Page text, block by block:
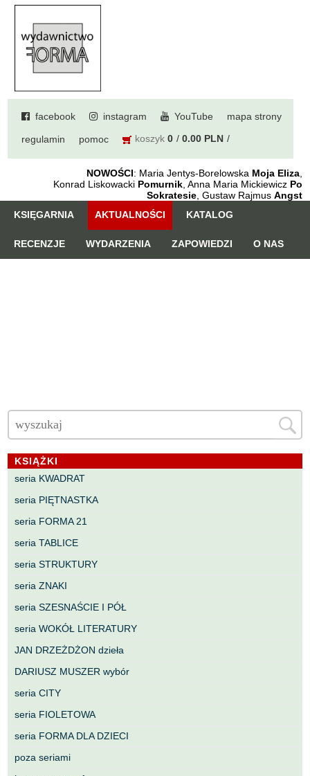
facebook instagram YouTube mapa strony
regulamin pomoc koszyk 0 0.00 PLN
NOWOŚCI: Maria Jentys-Borelowska Moja Eliza,
Konrad Liskowacki Pomurnik, Anna Maria Mickiewicz Po
Sokratesie, Gustaw Rajmus Angst
KSIĘGARNIA
AKTUALNOŚCI KATALOG
RECENZJE WYDARZENIA ZAPOWIEDZI O NAS
KSIĄŻKI
seria KWADRAT
seria PIĘTNASTKA
seria FORMA 21
seria TABLICE
seria STRUKTURY
seria ZNAKI
seria SZESNAŚCIE I PÓŁ
seria WOKÓŁ LITERATURY
JAN DRZEŻDŻON dzieła
DARIUSZ MUSZER wybór
seria CITY
seria FIOLETOWA
seria FORMA DLA DZIECI
poza seriami